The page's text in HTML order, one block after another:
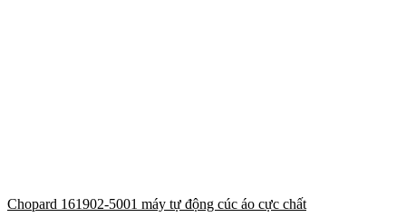
Chopard 161902-5001 máy tự động cúc áo cực chất